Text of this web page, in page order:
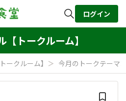
検索
ログイン
【トークルーム】
ークルーム】 ＞ 今月のトークテーマ